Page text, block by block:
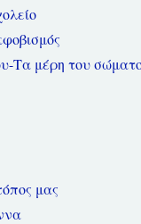
Τα μέρη του
μας